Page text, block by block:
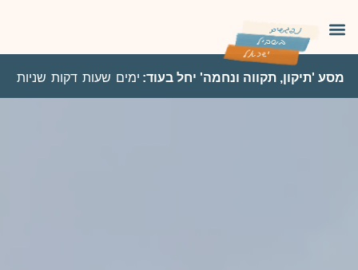
מסע 'תיקון, תקווה ונחמה' יחל בעוד: ימים שעות דקות שניות